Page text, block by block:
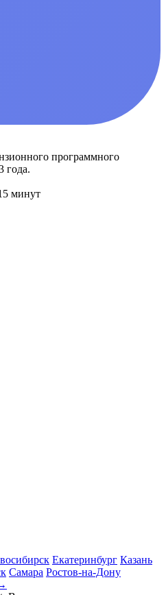
программного
года.
минут
Екатеринбург Казань
Самара Ростов-на-Дону